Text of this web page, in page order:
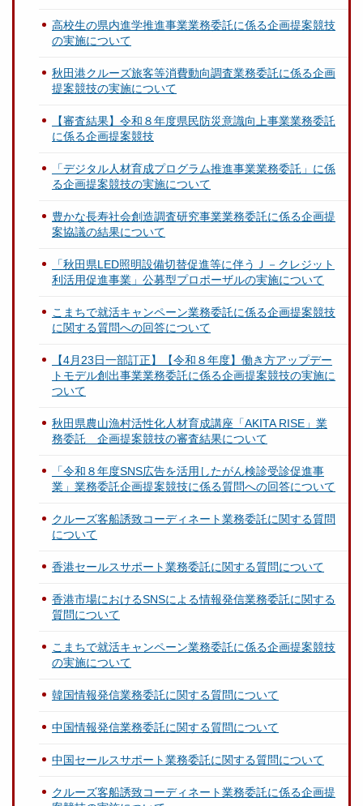
高校生の県内進学推進事業業務委託に係る企画提案競技
の実施について
秋田港クルーズ旅客等消費動向調査業務委託に係る企画
提案競技の実施について
【審査結果】令和８年度県民防災意識向上事業業務委託
に係る企画提案競技
「デジタル人材育成プログラム推進事業業務委託」に係
る企画提案競技の実施について
豊かな長寿社会創造調査研究事業業務委託に係る企画提
案協議の結果について
「秋田県LED照明設備切替促進等に伴うＪ－クレジット
利活用促進事業」公募型プロポーザルの実施について
こまちで就活キャンペーン業務委託に係る企画提案競技
に関する質問への回答について
【4月23日一部訂正】【令和８年度】働き方アップデー
トモデル創出事業業務委託に係る企画提案競技の実施に
ついて
秋田県農山漁村活性化人材育成講座「AKITA RISE」業
務委託 企画提案競技の審査結果について
「令和８年度SNS広告を活用したがん検診受診促進事
業」業務委託企画提案競技に係る質問への回答について
クルーズ客船誘致コーディネート業務委託に関する質問
について
香港セールスサポート業務委託に関する質問について
香港市場におけるSNSによる情報発信業務委託に関する
質問について
こまちで就活キャンペーン業務委託に係る企画提案競技
の実施について
韓国情報発信業務委託に関する質問について
中国情報発信業務委託に関する質問について
中国セールスサポート業務委託に関する質問について
クルーズ客船誘致コーディネート業務委託に係る企画提